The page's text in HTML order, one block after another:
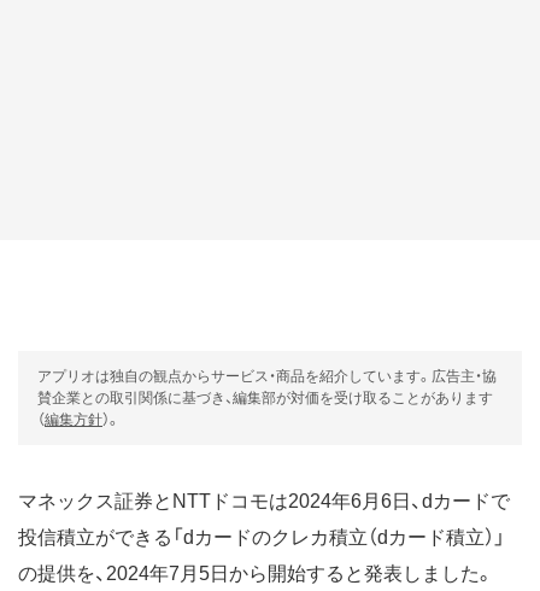
アプリオは独自の観点からサービス・商品を紹介しています。広告主・協
賛企業との取引関係に基づき、編集部が対価を受け取ることがあります
（編集方針）。
マネックス証券とNTTドコモは2024年6月6日、dカードで
投信積立ができる「dカードのクレカ積立（dカード積立）」
の提供を、2024年7月5日から開始すると発表しました。